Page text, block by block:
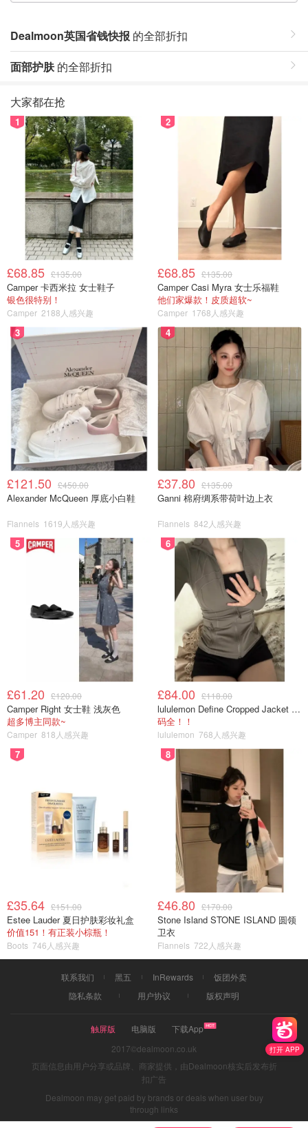
Dealmoon英国省钱快报 的全部折扣
面部护肤的全部折扣
打开 APP
大家都在抢
1
£68.85 £135.00
Camper 卡西米拉 女士鞋子
银色很特别！
Camper 2188人感兴趣
2
£68.85 £135.00
Camper Casi Myra 女士乐福鞋
他们家爆款！皮质超软~
Camper 1768人感兴趣
3
£121.50 £450.00
Alexander McQueen 厚底小白鞋
Flannels 1619人感兴趣
4
£37.80 £135.00
Ganni 棉府绸系带荷叶边上衣
Flannels 842人感兴趣
5
£61.20 £120.00
Camper Right 女士鞋 浅灰色
超多博主同款~
Camper 818人感兴趣
6
£84.00 £118.00
lululemon Define Cropped Jacket Nulu 短款夹克
码全！！
lululemon 768人感兴趣
7
£35.64 £151.00
Estee Lauder 夏日护肤彩妆礼盒
价值151！有正装小棕瓶！
Boots 746人感兴趣
8
£46.80 £170.00
Stone Island STONE ISLAND 圆领
卫衣
Flannels 722人感兴趣
联系我们 黑五 InRewards
饭团外卖
隐私条款
用户协议 版权声明
触屏版 电脑版
下载App
2017©dealmoon.co.uk
页面信息由用户分享或品牌、商家提供，由Dealmoon核实后发布折
扣广告
Dealmoon may get paid by brands or deals when user buy
through links